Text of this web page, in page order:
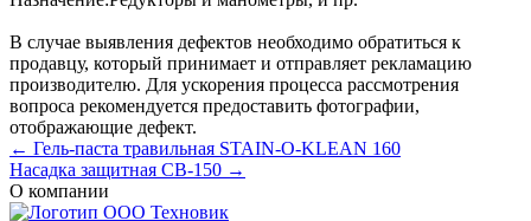
В случае выявления дефектов необходимо обратиться к
продавцу, который принимает и отправляет рекламацию
производителю. Для ускорения процесса рассмотрения
вопроса рекомендуется предоставить фотографии,
отображающие дефект.
← Гель-паста травильная STAIN-O-KLEAN 160
Насадка защитная CB-150 →
О компании